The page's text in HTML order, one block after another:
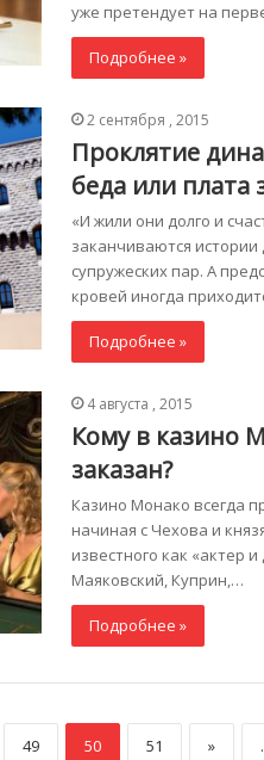
уже претендует на
Подробнее »
2 сентября , 2015
Проклятие
беда или плата
«И жили они долго и
заканчиваются истории
супружеских пар. А
кровей иногда
Подробнее »
4 августа , 2015
Кому в казино
заказан?
Казино Монако всегда
начиная с Чехова и
известного как «актер
Маяковский, Куприн,…
Подробнее »
49 50 51 »